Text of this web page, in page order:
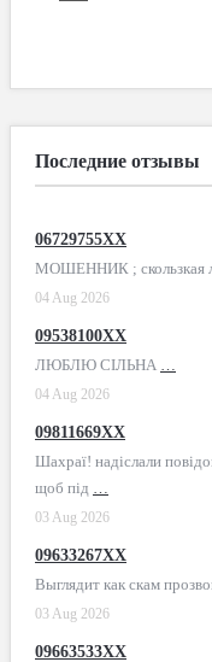
Последние отзывы
06729755XX
МОШЕННИК ; скользкая
04 Aug 2026
09538100XX
ЛЮБЛЮ СІЛЬНА …
04 Aug 2026
09811669XX
Шахраї! надіслали
щоб під …
03 Aug 2026
09633267XX
Выглядит как скам
03 Aug 2026
09663533XX